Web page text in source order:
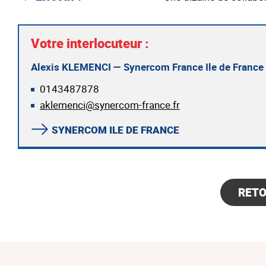
Votre interlocuteur :
Alexis KLEMENCI — Synercom France Ile de France
0143487878
aklemenci@synercom-france.fr
SYNERCOM ILE DE FRANCE